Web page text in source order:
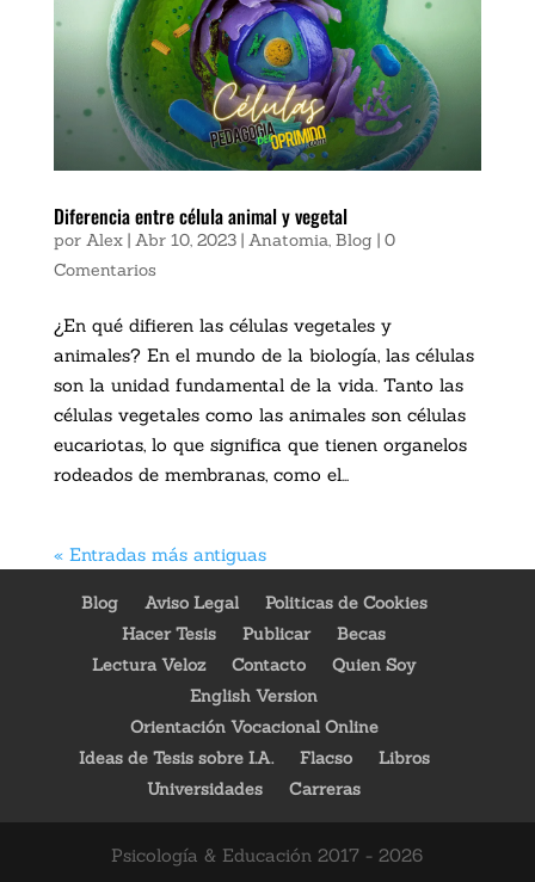
Diferencia entre célula animal y vegetal
por Alex| Abr 10, 2023| Anatomia, Blog | 0
Comentarios
¿En qué difieren las células vegetales y
animales? En el mundo de la biología, las células
son la unidad fundamental de la vida. Tanto las
células vegetales como las animales son células
eucariotas, lo que significa que tienen organelos
rodeados de membranas, como el...
« Entradas más antiguas
Blog Aviso Legal
Politicas de Cookies
Hacer Tesis
Publicar
Becas
Lectura Veloz
Contacto
Quien Soy
English Version
Orientación Vocacional Online
Ideas de Tesis sobre I.A.
Flacso
Libros
Universidades
Carreras
Psicología & Educación 2017 - 2026